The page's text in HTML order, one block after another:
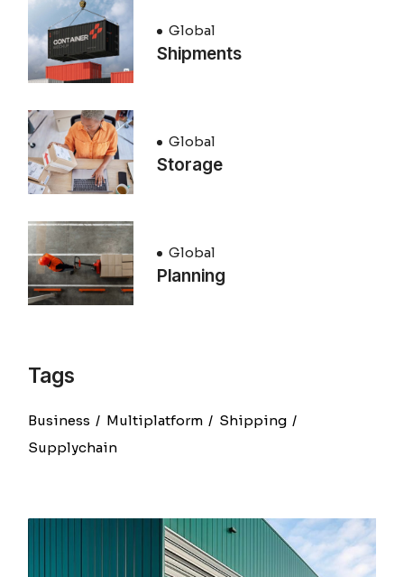
Global
Shipments
Global
Storage
Global
Planning
Tags
Business Multiplatform
Shipping
Supplychain